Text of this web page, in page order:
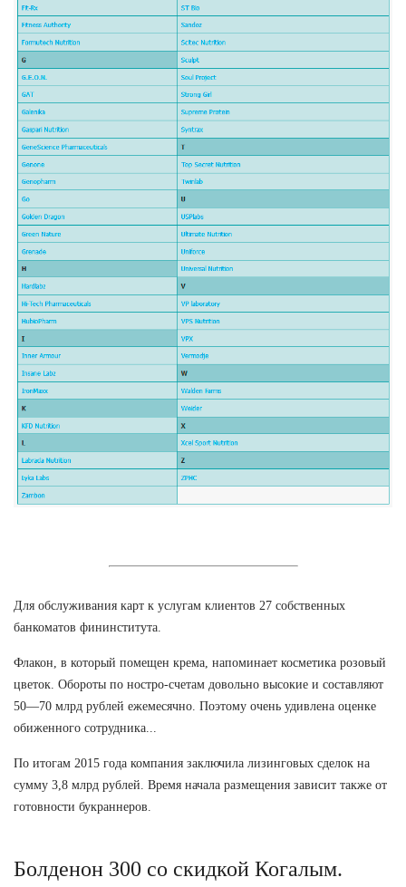
Для обслуживания карт к услугам клиентов 27 собственных
банкоматов фининститута.
Флакон, в который помещен крема, напоминает косметика розовый
цветок. Обороты по ностро-счетам довольно высокие и составляют
50—70 млрд рублей ежемесячно. Поэтому очень удивлена оценке
обиженного сотрудника...
По итогам 2015 года компания заключила лизинговых сделок на
сумму 3,8 млрд рублей. Время начала размещения зависит также от
готовности букраннеров.
Болденон 300 со скидкой Когалым.